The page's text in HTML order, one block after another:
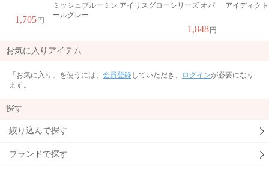
1,705円
ミッシュブルーミン アイリスグローシリーズ オパ
ールグレー
1,848円
アイディク
お気に入りアイテム
「お気に入り」を使うには、 会員登録していただき、 ログインが必要になり
ます。
探す
絞り込んで探す
ブランドで探す